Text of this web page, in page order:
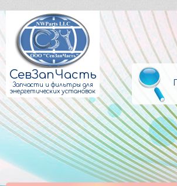
СевЗапЧасть
Запчасти и фильтры для
энергетических установок